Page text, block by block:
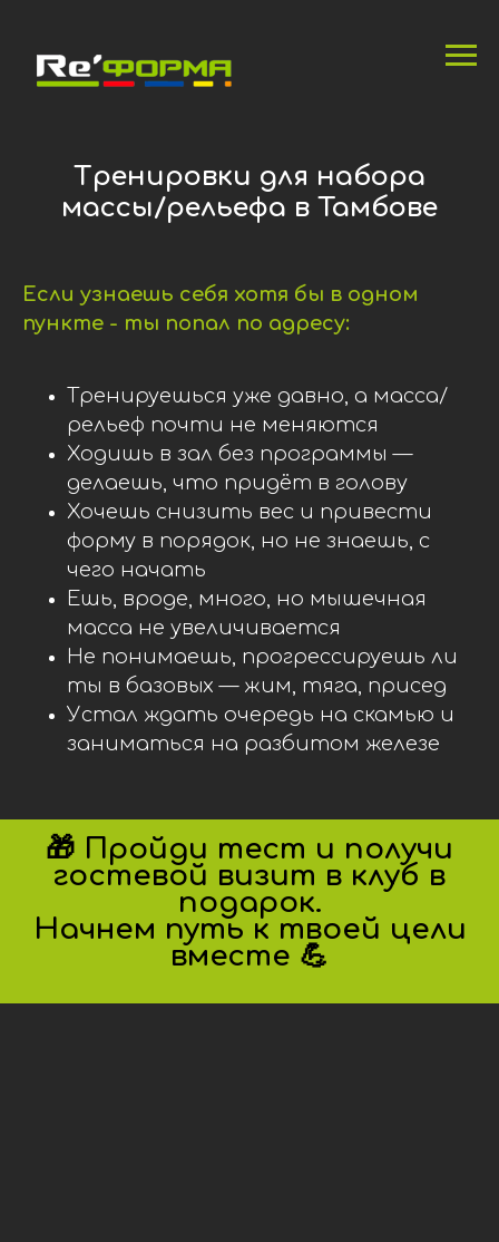
Тренировки для набора
массы/рельефа в Тамбове
Если узнаешь себя хотя бы в одном
пункте - ты попал по адресу:
Тренируешься уже давно, а масса/
рельеф почти не меняются
Ходишь в зал без программы —
делаешь, что придёт в голову
Хочешь снизить вес и привести
форму в порядок, но не знаешь, с
чего начать
Ешь, вроде, много, но мышечная
масса не увеличивается
Не понимаешь, прогрессируешь ли
ты в базовых — жим, тяга, присед
Устал ждать очередь на скамью и
заниматься на разбитом железе
🎁 Пройди тест и получи
гостевой визит в клуб в
подарок.
Начнем путь к твоей цели
вместе 💪